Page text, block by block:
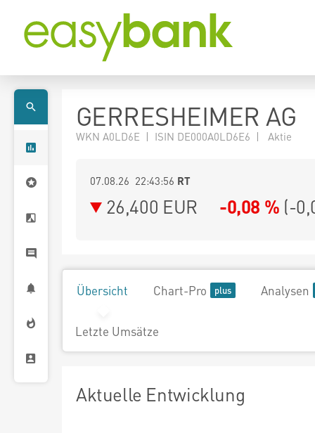
GERRESHEIMER AG
WKN A0LD6E | ISIN DE000A0LD6E6 | Aktie
07.08.26 22:43:56 RT
26,400 EUR -0,08 % (-
Übersicht Chart-Pro Analysen
Letzte Umsätze
Aktuelle Entwicklung